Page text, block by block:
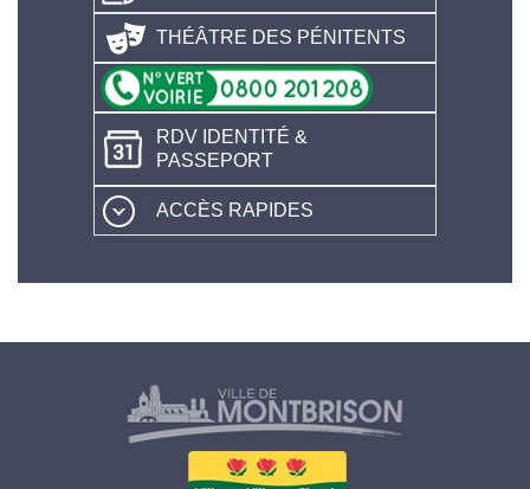
THÉÂTRE DES PÉNITENTS
RDV IDENTITÉ &
PASSEPORT
ACCÈS RAPIDES